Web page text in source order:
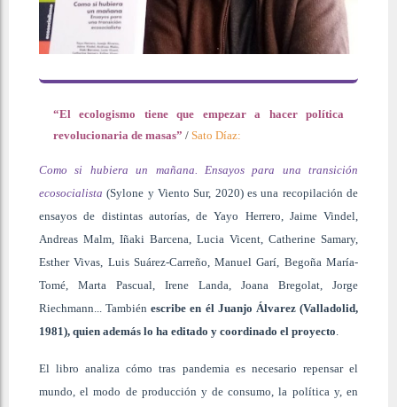
“El ecologismo tiene que empezar a hacer política
revolucionaria de masas” / Sato Díaz:
Como si hubiera un mañana. Ensayos para una transición
ecosocialista (Sylone y Viento Sur, 2020) es una recopilación de
ensayos de distintas autorías, de Yayo Herrero, Jaime Vindel,
Andreas Malm, Iñaki Barcena, Lucia Vicent, Catherine Samary,
Esther Vivas, Luis Suárez-Carreño, Manuel Garí, Begoña María-
Tomé, Marta Pascual, Irene Landa, Joana Bregolat, Jorge
Riechmann... Tambiénescribe en él Juanjo Álvarez (Valladolid,
1981), quien además lo ha editado y coordinado el proyecto.
El libro analiza cómo tras pandemia es necesario repensar el
mundo, el modo de producción y de consumo, la política y, en